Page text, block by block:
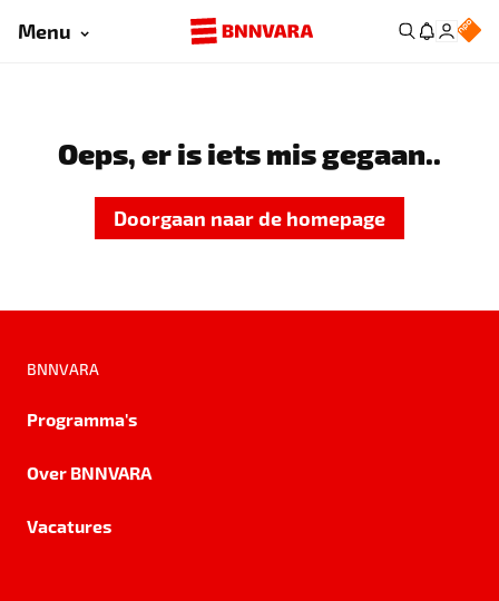
Menu
Oeps, er is iets mis gegaan..
Doorgaan naar de homepage
BNNVARA
Programma's
Over BNNVARA
Vacatures